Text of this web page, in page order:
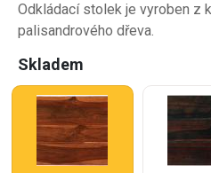
Odkládací stolek je vyroben z
palisandrového dřeva.
Skladem